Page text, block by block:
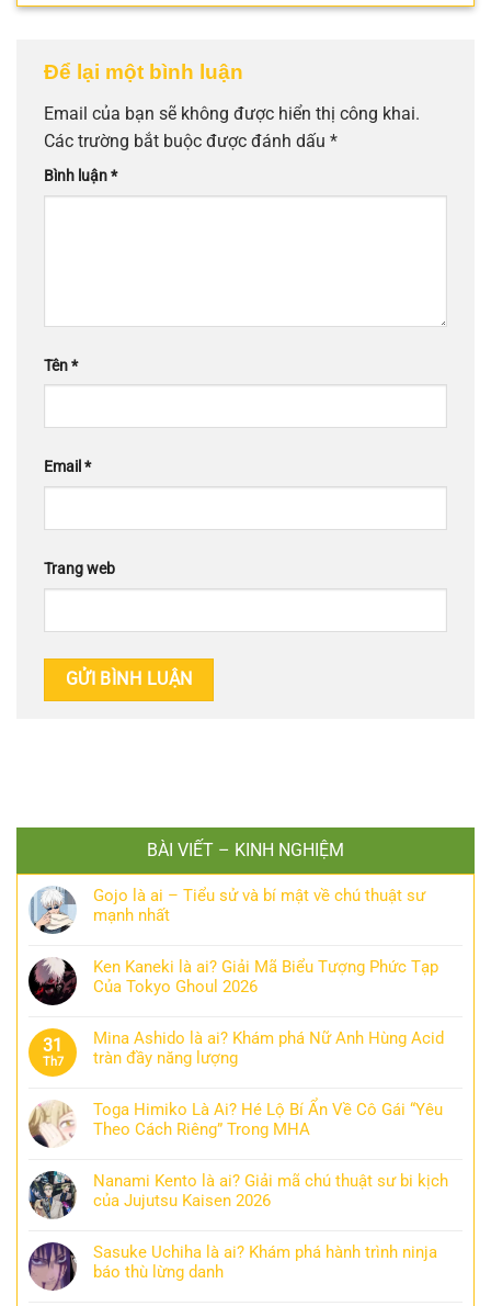
Để lại một bình luận
Email của bạn sẽ không được hiển thị công khai.
Các trường bắt buộc được đánh dấu *
Bình luận*
Tên*
Email*
Trang web
BÀI VIẾT – KINH NGHIỆM
Gojo là ai – Tiểu sử và bí mật về chú thuật sư
mạnh nhất
Ken Kaneki là ai? Giải Mã Biểu Tượng Phức Tạp
Của Tokyo Ghoul 2026
31
Th7
Mina Ashido là ai? Khám phá Nữ Anh Hùng Acid
tràn đầy năng lượng
Toga Himiko Là Ai? Hé Lộ Bí Ẩn Về Cô Gái “Yêu
Theo Cách Riêng” Trong MHA
Nanami Kento là ai? Giải mã chú thuật sư bi kịch
của Jujutsu Kaisen 2026
Sasuke Uchiha là ai? Khám phá hành trình ninja
báo thù lừng danh